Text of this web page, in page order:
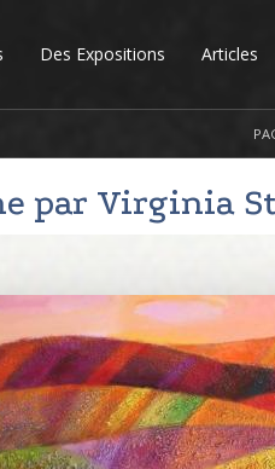
Des Expositions Articles
par Virginia